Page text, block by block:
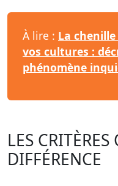
À lire : La
vos cultures :
phénomène
LES
DIFFÉRENCE